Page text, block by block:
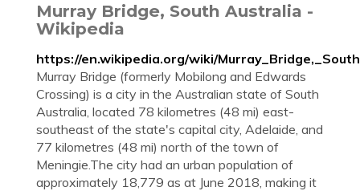
Murray Bridge, South Australia -
Wikipedia
https://en.wikipedia.org/wiki/
Murray Bridge (formerly Mobilong and Edwards
Crossing) is a city in the Australian state of South
Australia, located 78 kilometres (48 mi) east-
southeast of the state's capital city, Adelaide, and
77 kilometres (48 mi) north of the town of
Meningie.The city had an urban population of
approximately 18,779 as at June 2018, making it